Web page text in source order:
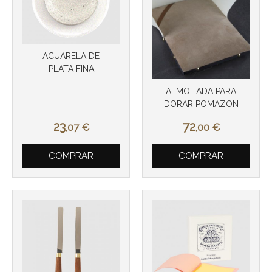
ACUARELA DE
PLATA FINA
23,07 €
COMPRAR
ALMOHADA PARA
DORAR POMAZON
72,00 €
COMPRAR